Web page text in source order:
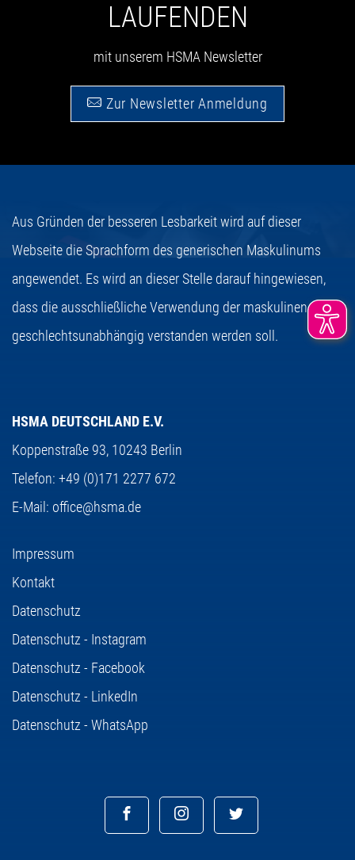
LAUFENDEN
mit unserem HSMA Newsletter
Zur Newsletter Anmeldung
Aus Gründen der besseren Lesbarkeit wird auf dieser
Webseite die Sprachform des generischen Maskulinums
angewendet. Es wird an dieser Stelle darauf hingewiesen,
dass die ausschließliche Verwendung der maskulinen Form
geschlechtsunabhängig verstanden werden soll.
HSMA DEUTSCHLAND E.V.
Koppenstraße 93, 10243 Berlin
Telefon: +49 (0)171 2277 672
E-Mail: office@hsma.de
Impressum
Kontakt
Datenschutz
Datenschutz - Instagram
Datenschutz - Facebook
Datenschutz - LinkedIn
Datenschutz - WhatsApp